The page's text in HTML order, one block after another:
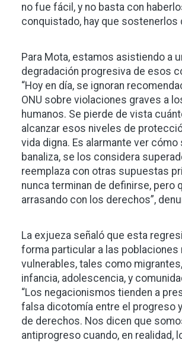
no fue fácil, y no basta con
conquistado, hay que sostenerlos
Para Mota, estamos asistiendo a
degradación progresiva de esos
“Hoy en día, se ignoran
ONU sobre violaciones graves a
humanos. Se pierde de vista
alcanzar esos niveles de
vida digna. Es alarmante ver cómo
banaliza, se los considera
reemplaza con otras supuestas
nunca terminan de definirse, pero
arrasando con los derechos”,
La exjueza señaló que esta
forma particular a las poblaciones
vulnerables, tales como
infancia, adolescencia, y
“Los negacionismos tienden a
falsa dicotomía entre el progreso
de derechos. Nos dicen que
antiprogreso cuando, en realidad,